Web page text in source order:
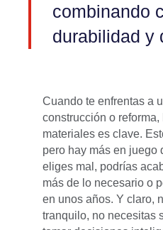
combinando
durabilidad y
Cuando te enfrentas a
construcción o
materiales es clave.
pero hay más en juego
eliges mal, podrías
más de lo necesario o
en unos años. Y claro,
tranquilo, no necesitas